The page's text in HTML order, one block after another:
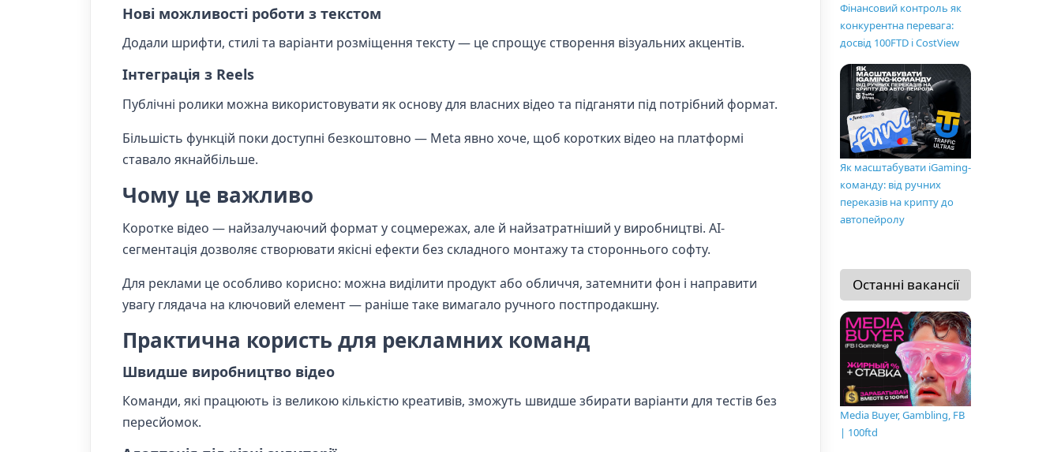
Нові можливості роботи з текстом
Додали шрифти, стилі та варіанти розміщення тексту — це спрощує створення візуальних акцентів.
Інтеграція з Reels
Публічні ролики можна використовувати як основу для власних відео та підганяти під потрібний формат.
Більшість функцій поки доступні безкоштовно — Meta явно хоче, щоб коротких відео на платформі
ставало якнайбільше.
Чому це важливо
Коротке відео — найзалучаючий формат у соцмережах, але й найзатратніший у виробництві. AI-
сегментація дозволяє створювати якісні ефекти без складного монтажу та стороннього софту.
Для реклами це особливо корисно: можна виділити продукт або обличчя, затемнити фон і направити
увагу глядача на ключовий елемент — раніше таке вимагало ручного постпродакшну.
Практична користь для рекламних команд
Швидше виробництво відео
Команди, які працюють із великою кількістю креативів, зможуть швидше збирати варіанти для тестів без
пересйомок.
Фінансовий контроль як
конкурентна перевага:
досвід 100FTD і CostView
Як масштабувати iGaming-
команду: від ручних
переказів на крипту до
автопейролу
Останні вакансії
Media Buyer, Gambling, FB
| 100ftd